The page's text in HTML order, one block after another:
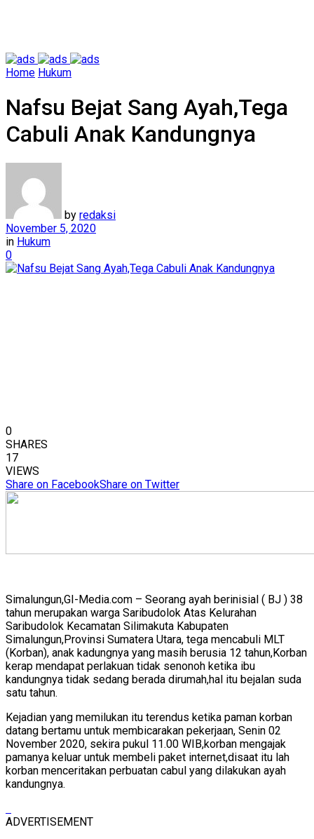
Home Hukum
Nafsu Bejat Sang Ayah,Tega
Cabuli Anak Kandungnya
by redaksi
November 5, 2020
in Hukum
0
0
SHARES
17
VIEWS
Share on FacebookShare on Twitter
Simalungun,GI-Media.com – Seorang ayah berinisial ( BJ ) 38
tahun merupakan warga Saribudolok Atas Kelurahan
Saribudolok Kecamatan Silimakuta Kabupaten
Simalungun,Provinsi Sumatera Utara, tega mencabuli MLT
(Korban), anak kadungnya yang masih berusia 12 tahun,Korban
kerap mendapat perlakuan tidak senonoh ketika ibu
kandungnya tidak sedang berada dirumah,hal itu bejalan suda
satu tahun.
Kejadian yang memilukan itu terendus ketika paman korban
datang bertamu untuk membicarakan pekerjaan, Senin 02
November 2020, sekira pukul 11.00 WIB,korban mengajak
pamanya keluar untuk membeli paket internet,disaat itu lah
korban menceritakan perbuatan cabul yang dilakukan ayah
kandungnya.
ADVERTISEMENT